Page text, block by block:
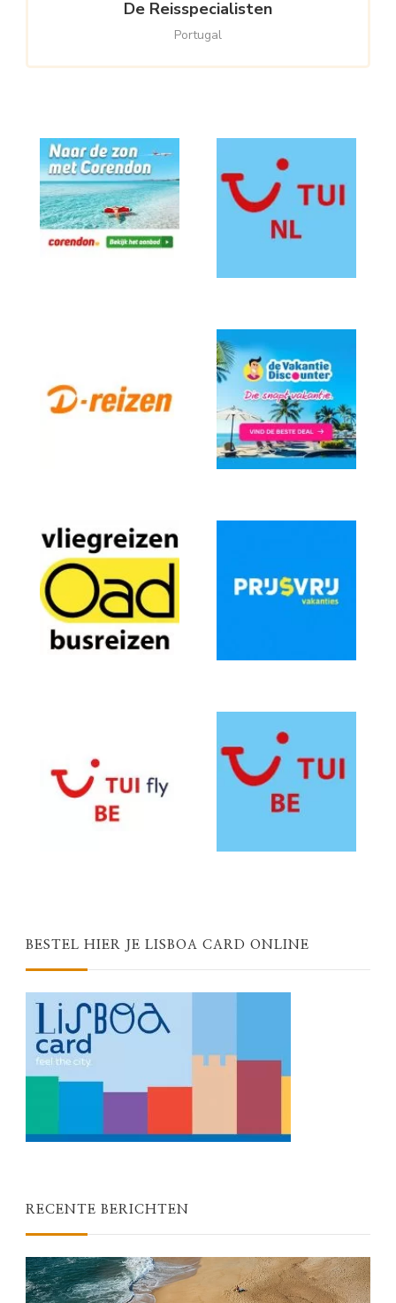
De Reisspecialisten
Portugal
BESTEL HIER JE LISBOA CARD ONLINE
RECENTE BERICHTEN